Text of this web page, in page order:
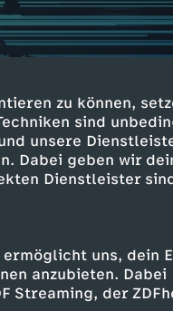
zu können,
sind
unsere
Dabei geben wir
Dienstleister
uns, dein
anzubieten. Dabei
Streaming, der